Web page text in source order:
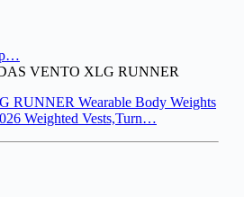
VENTO XLG RUNNER
Wearable Body Weights
Weighted Vests,Turn…